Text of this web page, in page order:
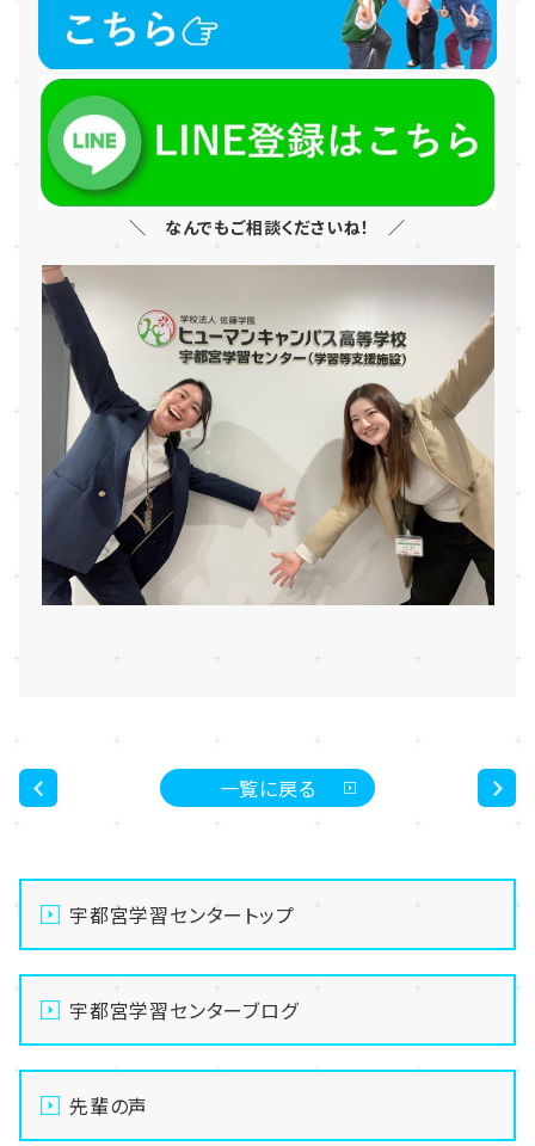
＼ なんでもご相談くださいね！ ／
一覧に戻る
宇都宮学習センタートップ
宇都宮学習センターブログ
先輩の声